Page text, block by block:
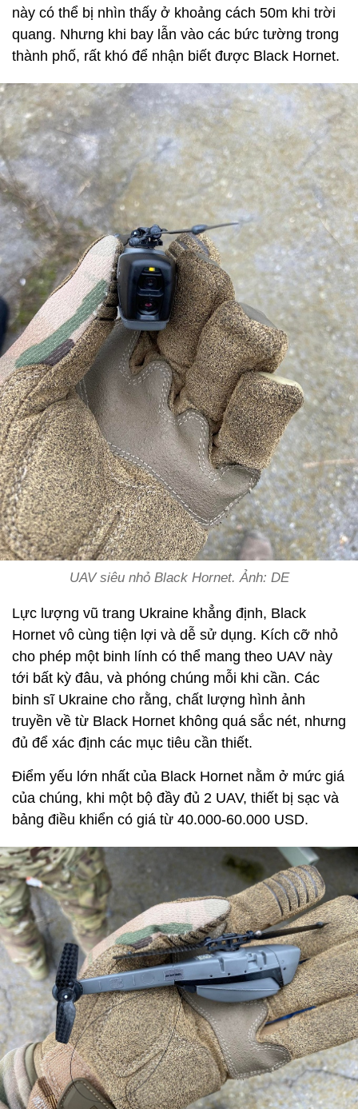
này có thể bị nhìn thấy ở khoảng cách 50m khi trời
quang. Nhưng khi bay lẫn vào các bức tường trong
thành phố, rất khó để nhận biết được Black Hornet.
UAV siêu nhỏ Black Hornet. Ảnh: DE
Lực lượng vũ trang Ukraine khẳng định, Black
Hornet vô cùng tiện lợi và dễ sử dụng. Kích cỡ nhỏ
cho phép một binh lính có thể mang theo UAV này
tới bất kỳ đâu, và phóng chúng mỗi khi cần. Các
binh sĩ Ukraine cho rằng, chất lượng hình ảnh
truyền về từ Black Hornet không quá sắc nét, nhưng
đủ để xác định các mục tiêu cần thiết.
Điểm yếu lớn nhất của Black Hornet nằm ở mức giá
của chúng, khi một bộ đầy đủ 2 UAV, thiết bị sạc và
bảng điều khiển có giá từ 40.000-60.000 USD.